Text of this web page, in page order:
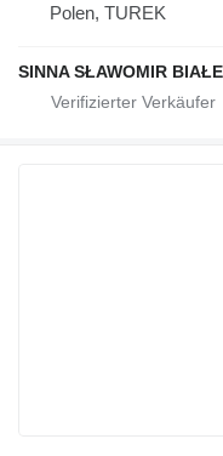
Polen, TUREK
SINNA SŁAWOMIR